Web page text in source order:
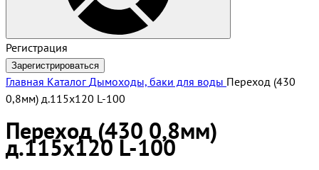
Регистрация
Зарегистрироваться
Главная Каталог Дымоходы, баки для воды Переход (430
0,8мм) д.115х120 L-100
Переход (430 0,8мм)
д.115х120 L-100